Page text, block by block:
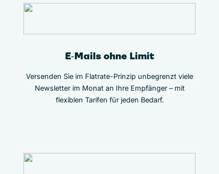
E‑Mails ohne Limit
Versenden Sie im Flatrate-Prinzip unbegrenzt viele
Newsletter im Monat an Ihre Empfänger – mit
flexiblen Tarifen für jeden Bedarf.